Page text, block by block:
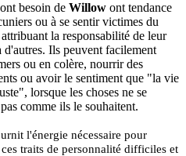
besoin de Willow ont tendance
ou à se sentir victimes du
la responsabilité de leur
d'autres. Ils peuvent facilement
ou en colère, nourrir des
ou avoir le sentiment que "la vie
lorsque les choses ne se
comme ils le souhaitent.
l'énergie nécessaire pour
traits de personnalité difficiles et